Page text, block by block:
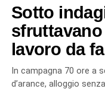
Sotto
lavoro da
In campagna 70 ore a
d’arance, alloggio